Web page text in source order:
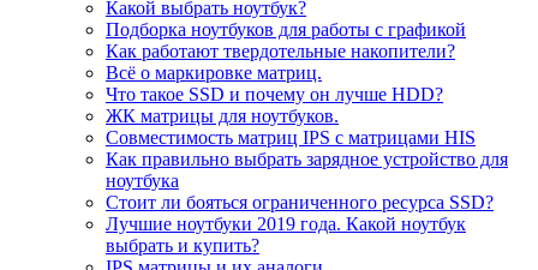
Какой выбрать ноутбук?
Подборка ноутбуков для работы с графикой
Как работают твердотельные накопители?
Всё о маркировке матриц.
Что такое SSD и почему он лучше HDD?
ЖК матрицы для ноутбуков.
Совместимость матриц IPS с матрицами HIS
Как правильно выбрать зарядное устройство для
ноутбука
Стоит ли бояться ограниченного ресурса SSD?
Лучшие ноутбуки 2019 года. Какой ноутбук
выбрать и купить?